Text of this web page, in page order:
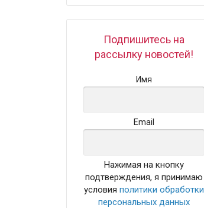
Подпишитесь на
рассылку новостей!
Имя
Email
Нажимая на кнопку
подтверждения, я принимаю
условияполитики обработки
персональных данных